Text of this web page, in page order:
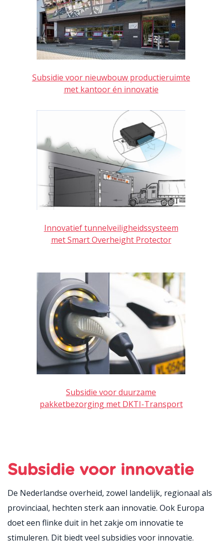
Subsidie voor nieuwbouw productieruimte
met kantoor én innovatie
Innovatief tunnelveiligheidssysteem
met Smart Overheight Protector
Subsidie voor duurzame
pakketbezorging met DKTI-Transport
Subsidie voor innovatie
De Nederlandse overheid, zowel landelijk, regionaal als
provinciaal, hechten sterk aan innovatie. Ook Europa
doet een flinke duit in het zakje om innovatie te
stimuleren. Dit biedt veel subsidies voor innovatie.